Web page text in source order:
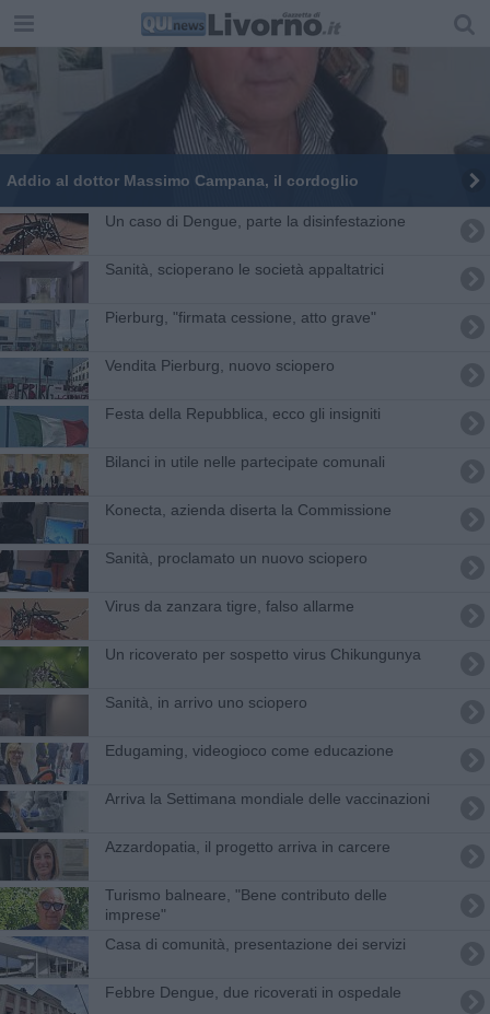
Addio al dottor Massimo Campana, il cordoglio
Un caso di Dengue, parte la disinfestazione
Sanità, scioperano le società appaltatrici
Pierburg, "firmata cessione, atto grave"
Vendita Pierburg, nuovo sciopero
Festa della Repubblica, ecco gli insigniti
Bilanci in utile nelle partecipate comunali
Konecta, azienda diserta la Commissione
Sanità, proclamato un nuovo sciopero
Virus da zanzara tigre, falso allarme
Un ricoverato per sospetto virus Chikungunya
Sanità, in arrivo uno sciopero
Edugaming, videogioco come educazione
Arriva la Settimana mondiale delle vaccinazioni
Azzardopatia, il progetto arriva in carcere
Turismo balneare, "Bene contributo delle
imprese"
Casa di comunità, presentazione dei servizi
Febbre Dengue, due ricoverati in ospedale